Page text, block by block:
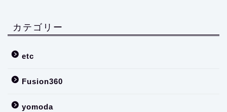
カテゴリー
etc
Fusion360
yomoda